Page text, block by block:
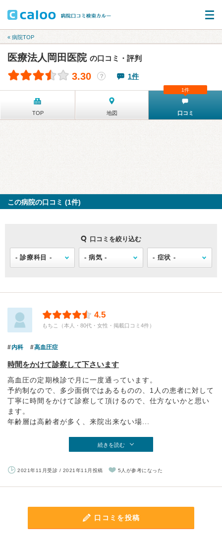
« 病院TOP
医療法人岡田医院 の口コミ・評判
3.30 ？ 1件
TOP 地図 口コミ
1件
この病院の口コミ (1件)
口コミを絞り込む
4.5
もちこ（本人・80代・女性・掲載口コミ4件）
内科 高血圧症
時間をかけて診察して下さいます
高血圧の定期検診で月に一度通っています。
予約制なので、多少面倒ではあるものの、1人の患者に対して
丁寧に時間をかけて診察して頂けるので、仕方ないかと思い
ます。
年齢層は高齢者が多く、来院出来ない場...
続きを読む
2021年11月受診 / 2021年11月投稿 5人が参考になった
口コミを投稿